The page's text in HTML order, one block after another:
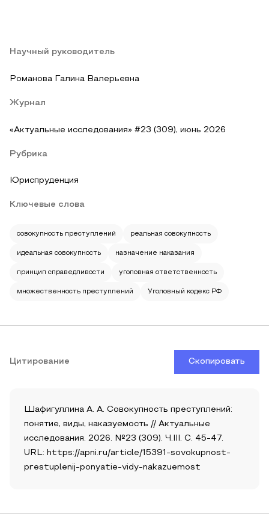
Научный руководитель
Романова Галина Валерьевна
Журнал
«Актуальные исследования» #23 (309), июнь 2026
Рубрика
Юриспруденция
Ключевые слова
совокупность преступлений реальная совокупность
идеальная совокупность назначение наказания
принцип справедливости уголовная ответственность
множественность преступлений Уголовный кодекс РФ
Цитирование Скопировать
Шафигуллина А. А. Совокупность преступлений:
понятие, виды, наказуемость // Актуальные
исследования. 2026. №23 (309). Ч.III. С. 45-47.
URL: https://apni.ru/article/15391-sovokupnost-
prestuplenij-ponyatie-vidy-nakazuemost